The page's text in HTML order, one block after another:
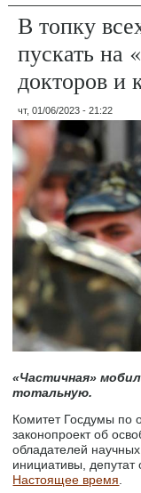
В топку
пускать на
докторов и
чт, 01/06/2023 - 21:22
«Частичная»
тотальную.
Комитет Госдумы по
законопроект об
обладателей
инициативы,
Настоящее время